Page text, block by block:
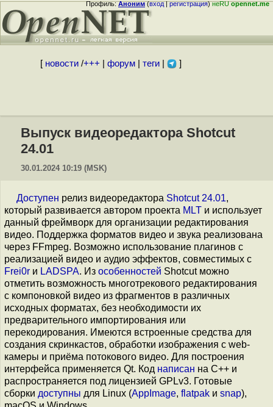
Профиль:Аноним(вход|регистрация)неRUopennet.me
[ новости/+++ форум| теги| ]
Выпуск видеоредактора Shotcut
24.01
30.01.2024 10:19 (MSK)
Доступен релиз видеоредактора Shotcut 24.01,
который развивается автором проекта MLT и использует
данный фреймворк для организации редактирования
видео. Поддержка форматов видео и звука реализована
через FFmpeg. Возможно использование плагинов с
реализацией видео и аудио эффектов, совместимых с
Frei0r и LADSPA. Из особенностей Shotcut можно
отметить возможность многотрекового редактирования
с компоновкой видео из фрагментов в различных
исходных форматах, без необходимости их
предварительного импортирования или
перекодирования. Имеются встроенные средства для
создания скринкастов, обработки изображения с web-
камеры и приёма потокового видео. Для построения
интерфейса применяется Qt. Код написан на C++ и
распространяется под лицензией GPLv3. Готовые
сборки доступны для Linux (AppImage, flatpak и snap),